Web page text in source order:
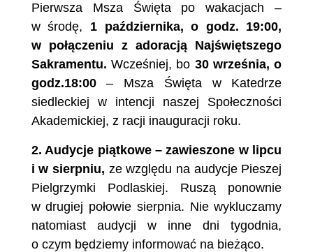
Pierwsza Msza Święta po wakacjach –
w środę, 1 października, o godz. 19:00,
w połączeniu z adoracją Najświętszego
Sakramentu. Wcześniej, bo 30 września, o
godz.18:00– Msza Święta w Katedrze
siedleckiej w intencji naszej Społeczności
Akademickiej, z racji inauguracji roku.
2. Audycje piątkowe – zawieszone w lipcu
i w sierpniu, ze względu na audycje Pieszej
Pielgrzymki Podlaskiej. Ruszą ponownie
w drugiej połowie sierpnia. Nie wykluczamy
natomiast audycji w inne dni tygodnia,
o czym będziemy informować na bieżąco.